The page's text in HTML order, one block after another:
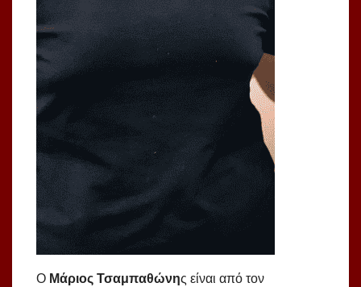
Ο Μάριος Τσαμπαθώνης είναι από τον